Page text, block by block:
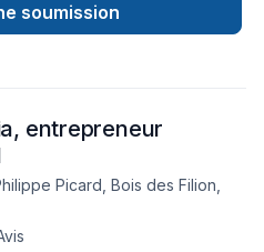
Peinture, Plancher, Salle de
sol, Tirage de joint pour
de collaborer avec vous
soumission
entrepreneur
Picard, Bois des Filion,